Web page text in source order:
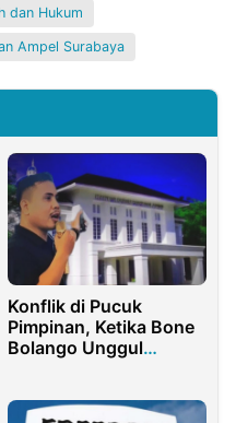
dan Hukum
Ampel Surabaya
Konflik di Pucuk
Pimpinan, Ketika Bone
Bolango Unggul